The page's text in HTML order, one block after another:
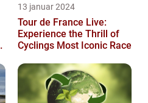
13 januar 2024
Tour de France Live:
Experience the Thrill of
Cyclings Most Iconic Race